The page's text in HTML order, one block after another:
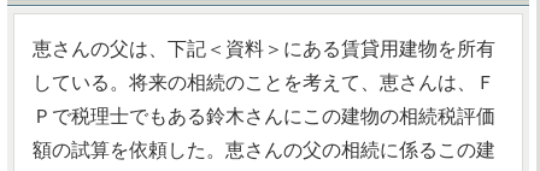
恵さんの父は、下記＜資料＞にある賃貸用建物を所有
している。将来の相続のことを考えて、恵さんは、Ｆ
Ｐで税理士でもある鈴木さんにこの建物の相続税評価
額の試算を依頼した。恵さんの父の相続に係るこの建